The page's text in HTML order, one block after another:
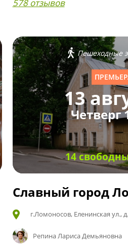
578 отзывов
Пешеходные
13
Четверг
14
Славный город
г.Ломоносов, Еленинская ул.,
Репина Лариса Демьяновна